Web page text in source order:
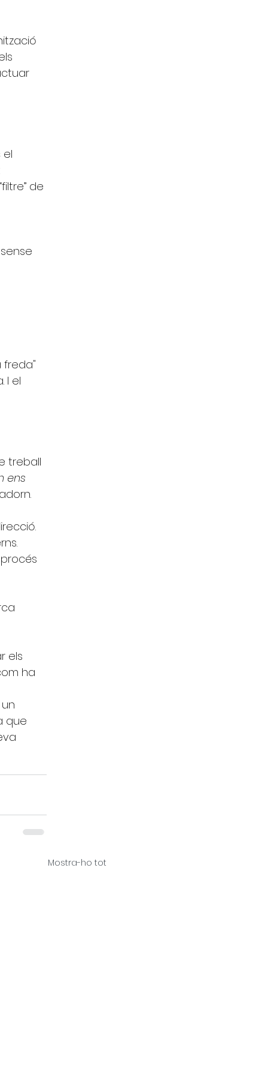
el
de
freda"
I el
treball
ens
els
ha
que
Mostra-ho tot